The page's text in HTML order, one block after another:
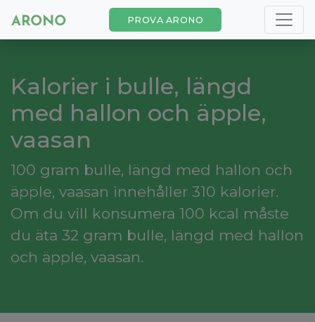
PROVA ARONO
Kalorier i bulle, längd
med hallon och äpple,
vaasan
100 gram bulle, längd med hallon och
äpple, vaasan innehåller 310 kalorier.
Om du vill konsumera 100 kcal måste
du äta 32 gram bulle, längd med hallon
och äpple, vaasan.